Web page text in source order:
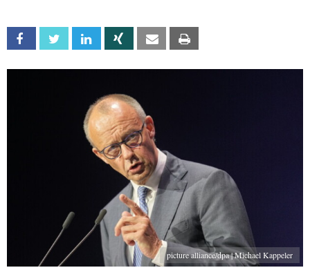
Facebook Twitter Linkedin Xing Email
picture alliance/dpa | Michael Kappeler